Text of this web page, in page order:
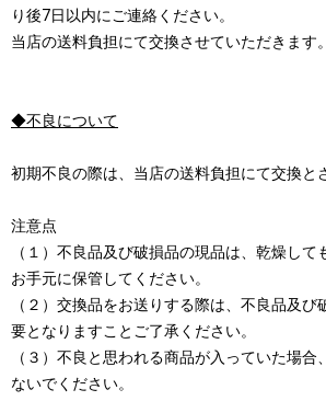
り後7日以内にご連絡ください。
当店の送料負担にて交換させていただきます。
◆不良について
初期不良の際は、当店の送料負担にて交換と
注意点
（１）不良品及び破損品の現品は、乾燥し
お手元に保管してください。
（２）交換品をお送りする際は、不良品及
要となりますことご了承ください。
（３）不良と思われる商品が入っていた場合
ないでください。